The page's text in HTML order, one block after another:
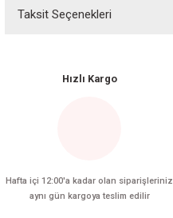
Taksit Seçenekleri
Hızlı Kargo
Hafta içi 12:00'a kadar olan siparişleriniz
aynı gün kargoya teslim edilir